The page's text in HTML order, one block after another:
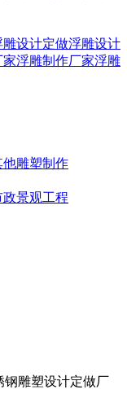
雕设计定做浮雕设计
家浮雕制作厂家浮雕
他雕塑制作
政景观工程
钢雕塑设计定做厂